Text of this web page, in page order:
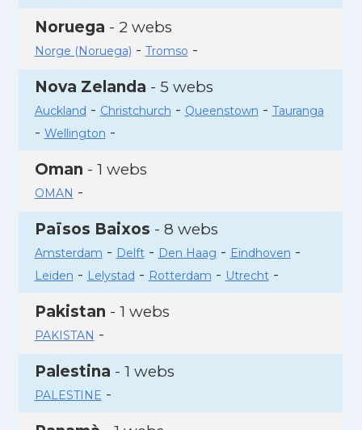
Noruega - 2 webs
Norge (Noruega) - Tromso -
Nova Zelanda - 5 webs
Auckland - Christchurch - Queenstown - Tauranga
- Wellington -
Oman - 1 webs
OMAN -
Països Baixos - 8 webs
Amsterdam - Delft- Den Haag - Eindhoven -
Leiden - Lelystad - Rotterdam - Utrecht-
Pakistan - 1 webs
PAKISTAN -
Palestina - 1 webs
PALESTINE -